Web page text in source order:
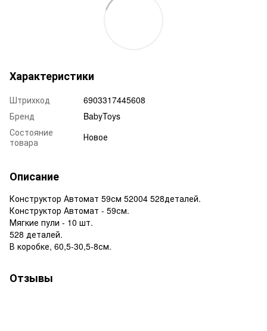
Характеристики
Штрихкод
6903317445608
Бренд
BabyToys
Состояние
товара
Новое
Описание
Конструктор Автомат 59см 52004 528деталей.
Конструктор Автомат - 59см.
Мягкие пули - 10 шт.
528 деталей.
В коробке, 60,5-30,5-8см.
Отзывы